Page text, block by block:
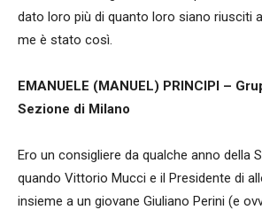
dato loro più di quanto loro siano riusciti a
me è stato così.
EMANUELE (MANUEL) PRINCIPI –
Sezione di Milano
Ero un consigliere da qualche anno della
quando Vittorio Mucci e il Presidente di
insieme a un giovane Giuliano Perini (e